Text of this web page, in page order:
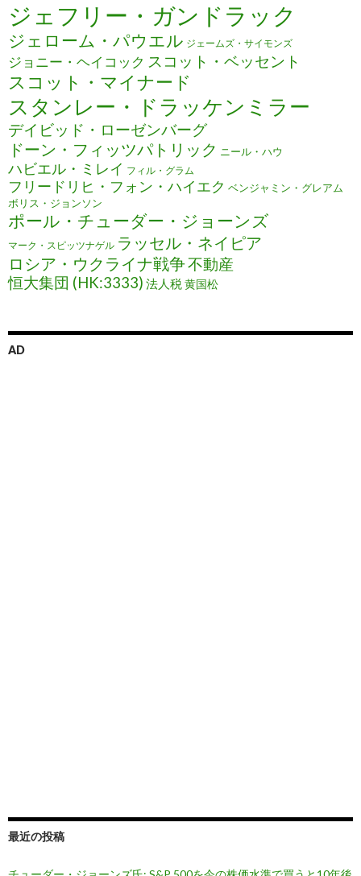
ジェフリー・ガンドラック
ジェローム・パウエル ジェームズ・サイモンズ
ジョニー・ヘイコック スコット・ベッセント
スコット・マイナード
スタンレー・ドラッケンミラー
デイビッド・ローゼンバーグ
ドーン・フィッツパトリック ニール・ハウ
ハビエル・ミレイ フィル・グラム
フリードリヒ・フォン・ハイエク ベンジャミン・グレアム
ボリス・ジョンソン
ポール・チューダー・ジョーンズ
マーク・スピッツナゲル ラッセル・ネイピア
ロシア・ウクライナ戦争不動産
恒大集団 (HK:3333) 法人税黄国松
AD
最近の投稿